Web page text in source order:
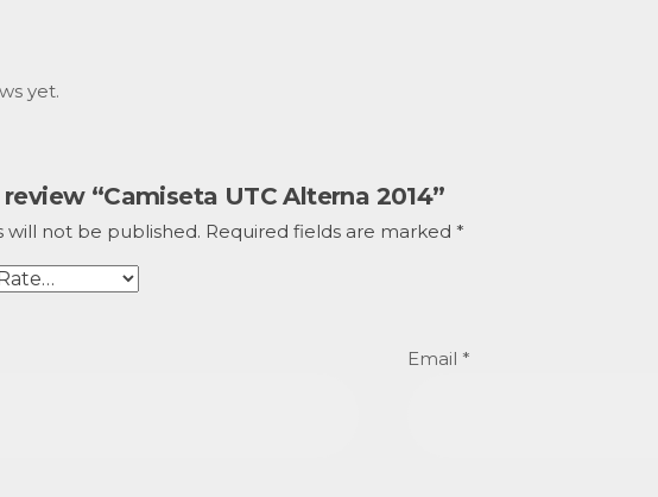
yet.
“Camiseta UTC Alterna 2014”
will not be published. Required fields are marked *
Email *